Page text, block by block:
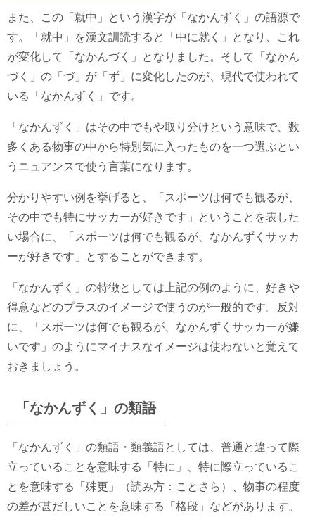
また、この「就中」という漢字が「なかんずく」の語源で
す。「就中」を漢文訓読すると「中に就く」となり、これ
が変化して「なかんづく」となりました。そして「なかん
づく」の「づ」が「ず」に変化したのが、現代で使われて
いる「なかんずく」です。
「なかんずく」はその中でもや取り分けという意味で、数
多くある物事の中から特別気に入ったものを一つ選ぶとい
うニュアンスで使う言葉になります。
分かりやすい例を挙げると、「スポーツは何でも観るが、
その中でも特にサッカーが好きです」ということを表した
い場合に、「スポーツは何でも観るが、なかんずくサッカ
ーが好きです」とすることができます。
「なかんずく」の特徴としては上記の例のように、好きや
得意などのプラスのイメージで使うのが一般的です。反対
に、「スポーツは何でも観るが、なかんずくサッカーが嫌
いです」のようにマイナスなイメージは使わないと覚えて
おきましょう。
「なかんずく」の類語
「なかんずく」の類語・類義語としては、普通と違って際
立っていることを意味する「特に」、特に際立っているこ
とを意味する「殊更」（読み方：ことさら）、物事の程度
の差が甚だしいことを意味する「格段」などがあります。